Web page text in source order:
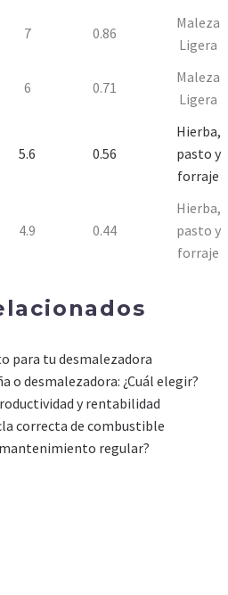
7 0.86
Maleza
Ligera
6 0.71
Maleza
Ligera
5.6 0.56
Hierba,
pasto y
forraje
4.9 0.44
Hierba,
pasto y
forraje
para tu desmalezadora
o desmalezadora: ¿Cuál elegir?
y rentabilidad
correcta de combustible
regular?